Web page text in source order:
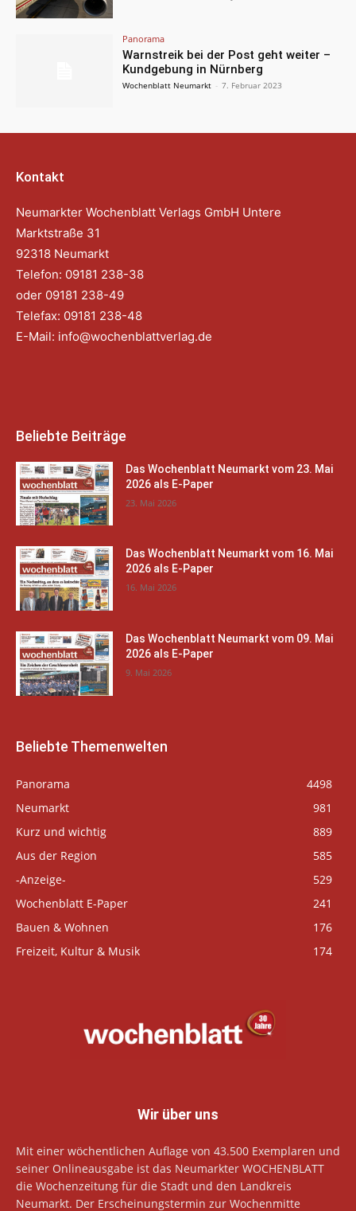
Panorama
Warnstreik bei der Post geht weiter –
Kundgebung in Nürnberg
Wochenblatt Neumarkt - 7. Februar 2023
Kontakt
Neumarkter Wochenblatt Verlags GmbH Untere
Marktstraße 31
92318 Neumarkt
Telefon: 09181 238-38
oder 09181 238-49
Telefax: 09181 238-48
E-Mail: info@wochenblattverlag.de
Beliebte Beiträge
Das Wochenblatt Neumarkt vom 23. Mai
2026 als E-Paper
23. Mai 2026
Das Wochenblatt Neumarkt vom 16. Mai
2026 als E-Paper
16. Mai 2026
Das Wochenblatt Neumarkt vom 09. Mai
2026 als E-Paper
9. Mai 2026
Beliebte Themenwelten
Panorama
4498
Neumarkt
981
Kurz und wichtig
889
Aus der Region
585
-Anzeige-
529
Wochenblatt E-Paper
241
Bauen & Wohnen
176
Freizeit, Kultur & Musik
174
Wir über uns
Mit einer wöchentlichen Auflage von 43.500 Exemplaren und
seiner Onlineausgabe ist das Neumarkter WOCHENBLATT
die Wochenzeitung für die Stadt und den Landkreis
Neumarkt. Der Erscheinungstermin zur Wochenmitte